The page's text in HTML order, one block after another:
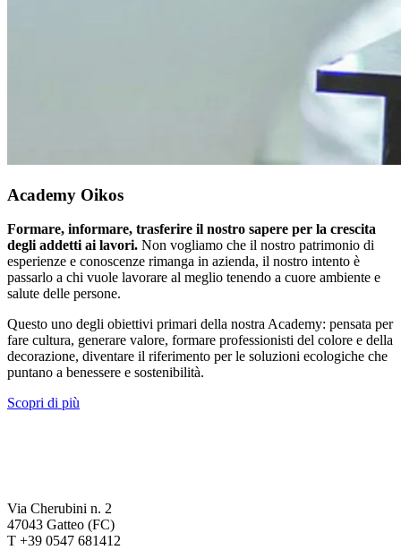
Academy Oikos
Formare, informare, trasferire il nostro sapere per la crescita
degli addetti ai lavori. Non vogliamo che il nostro patrimonio di
esperienze e conoscenze rimanga in azienda, il nostro intento è
passarlo a chi vuole lavorare al meglio tenendo a cuore ambiente e
salute delle persone.
Questo uno degli obiettivi primari della nostra Academy: pensata per
fare cultura, generare valore, formare professionisti del colore e della
decorazione, diventare il riferimento per le soluzioni ecologiche che
puntano a benessere e sostenibilità.
Scopri di più
Via Cherubini n. 2
47043 Gatteo (FC)
T +39 0547 681412